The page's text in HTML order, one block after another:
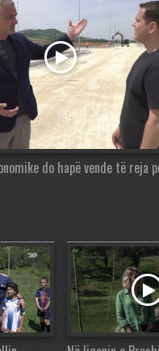
do hapë vende të reja